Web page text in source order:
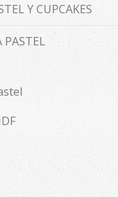
Y CUPCAKES
PASTEL